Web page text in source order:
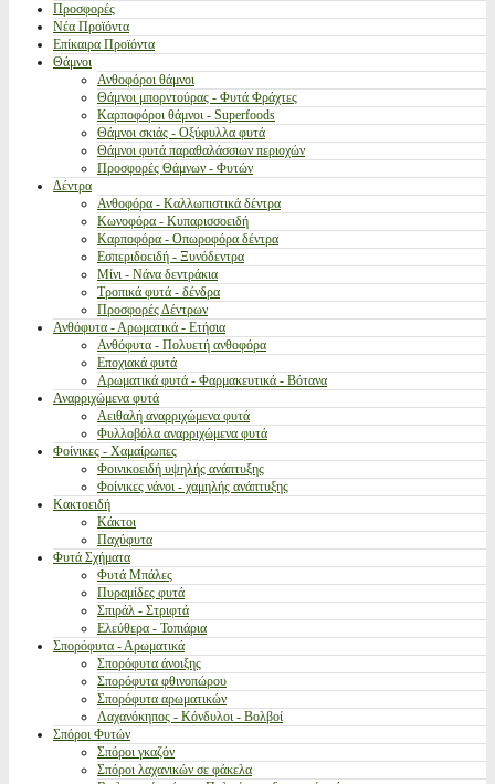
Προσφορές
Νέα Προϊόντα
Επίκαιρα Προϊόντα
Θάμνοι
Ανθοφόροι θάμνοι
Θάμνοι μπορντούρας - Φυτά Φράχτες
Καρποφόροι θάμνοι - Superfoods
Θάμνοι σκιάς - Οξύφυλλα φυτά
Θάμνοι φυτά παραθαλάσσιων περιοχών
Προσφορές Θάμνων - Φυτών
Δέντρα
Ανθοφόρα - Καλλωπιστικά δέντρα
Κωνοφόρα - Κυπαρισσοειδή
Καρποφόρα - Οπωροφόρα δέντρα
Εσπεριδοειδή - Ξυνόδεντρα
Μίνι - Νάνα δεντράκια
Τροπικά φυτά - δένδρα
Προσφορές Δέντρων
Ανθόφυτα - Αρωματικά - Ετήσια
Ανθόφυτα - Πολυετή ανθοφόρα
Εποχιακά φυτά
Αρωματικά φυτά - Φαρμακευτικά - Βότανα
Αναρριχώμενα φυτά
Αειθαλή αναρριχώμενα φυτά
Φυλλοβόλα αναρριχώμενα φυτά
Φοίνικες - Χαμαίρωπες
Φοινικοειδή υψηλής ανάπτυξης
Φοίνικες νάνοι - χαμηλής ανάπτυξης
Κακτοειδή
Κάκτοι
Παχύφυτα
Φυτά Σχήματα
Φυτά Μπάλες
Πυραμίδες φυτά
Σπιράλ - Στριφτά
Ελεύθερα - Τοπιάρια
Σπορόφυτα - Αρωματικά
Σπορόφυτα άνοιξης
Σπορόφυτα φθινοπώρου
Σπορόφυτα αρωματικών
Λαχανόκηπος - Κόνδυλοι - Βολβοί
Σπόροι Φυτών
Σπόροι γκαζόν
Σπόροι λαχανικών σε φάκελα